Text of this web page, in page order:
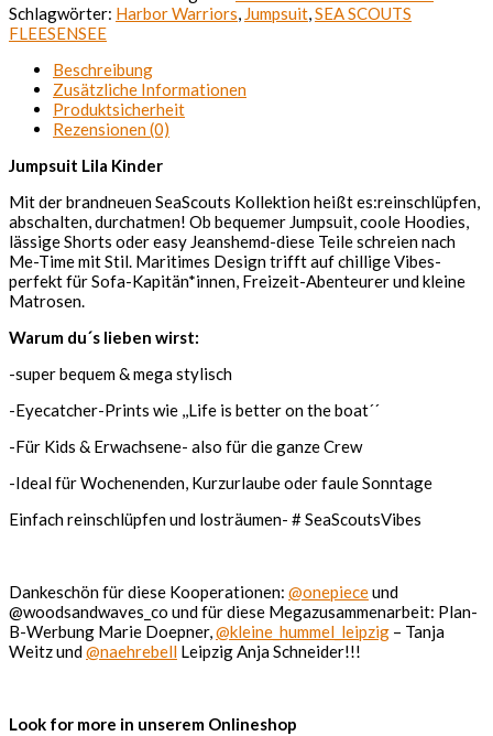
Schlagwörter: Harbor Warriors, Jumpsuit,SEA SCOUTS
FLEESENSEE
Beschreibung
Zusätzliche Informationen
Produktsicherheit
Rezensionen (0)
Jumpsuit Lila Kinder
Mit der brandneuen SeaScouts Kollektion heißt es:reinschlüpfen,
abschalten, durchatmen! Ob bequemer Jumpsuit, coole Hoodies,
lässige Shorts oder easy Jeanshemd-diese Teile schreien nach
Me-Time mit Stil. Maritimes Design trifft auf chillige Vibes-
perfekt für Sofa-Kapitän*innen, Freizeit-Abenteurer und kleine
Matrosen.
Warum du´s lieben wirst:
-super bequem & mega stylisch
-Eyecatcher-Prints wie ,,Life is better on the boat´´
-Für Kids & Erwachsene- also für die ganze Crew
-Ideal für Wochenenden, Kurzurlaube oder faule Sonntage
Einfach reinschlüpfen und losträumen- # SeaScoutsVibes
Dankeschön für diese Kooperationen: @onepieceund
@woodsandwaves_co und für diese Megazusammenarbeit: Plan-
B-Werbung Marie Doepner,@kleine_hummel_leipzig – Tanja
Weitz und@naehrebell Leipzig Anja Schneider!!!
Look for more in unserem Onlineshop